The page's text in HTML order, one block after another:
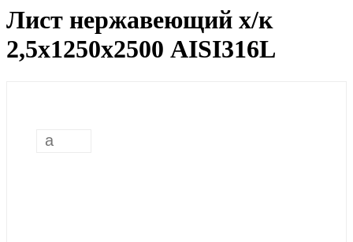
Лист нержавеющий х/к
2,5х1250х2500 AISI316L